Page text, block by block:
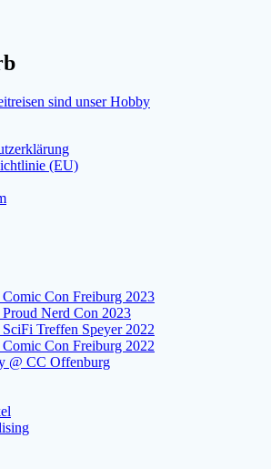
(EU)
Con Freiburg 2023
Nerd Con 2023
Treffen Speyer 2022
Con Freiburg 2022
@ CC Offenburg